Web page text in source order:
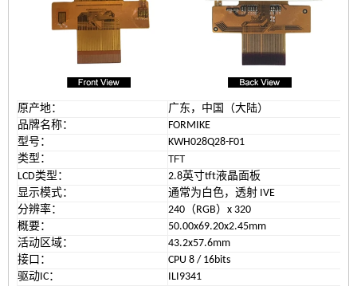
原产地：
广东，中国（大陆）
品牌名称：
FORMIKE
型号：
KWH028Q28-F01
类型：
TFT
LCD类型：
2.8英寸tft液晶面板
显示模式：
通常为白色，透射 IVE
分辨率：
240（RGB）x 320
概要：
50.00x69.20x2.45mm
活动区域：
43.2x57.6mm
接口：
CPU 8 / 16bits
驱动IC：
ILI9341